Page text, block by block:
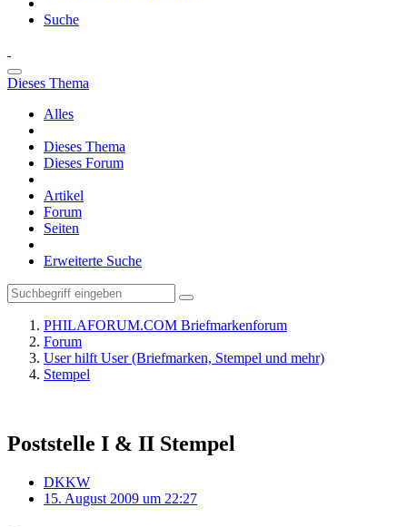
Suche
Dieses Thema
Alles
Dieses Thema
Dieses Forum
Artikel
Forum
Seiten
Erweiterte Suche
PHILAFORUM.COM Briefmarkenforum
Forum
User hilft User (Briefmarken, Stempel und mehr)
Stempel
Poststelle I & II Stempel
DKKW
15. August 2009 um 22:27